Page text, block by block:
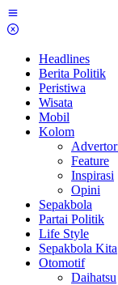
Skip
to
Headlines
Berita Politik
Peristiwa
Wisata
Mobil
Kolom
Feature
Inspirasi
Opini
Sepakbola
Partai Politik
Life Style
Sepakbola Kita
Otomotif
Daihatsu